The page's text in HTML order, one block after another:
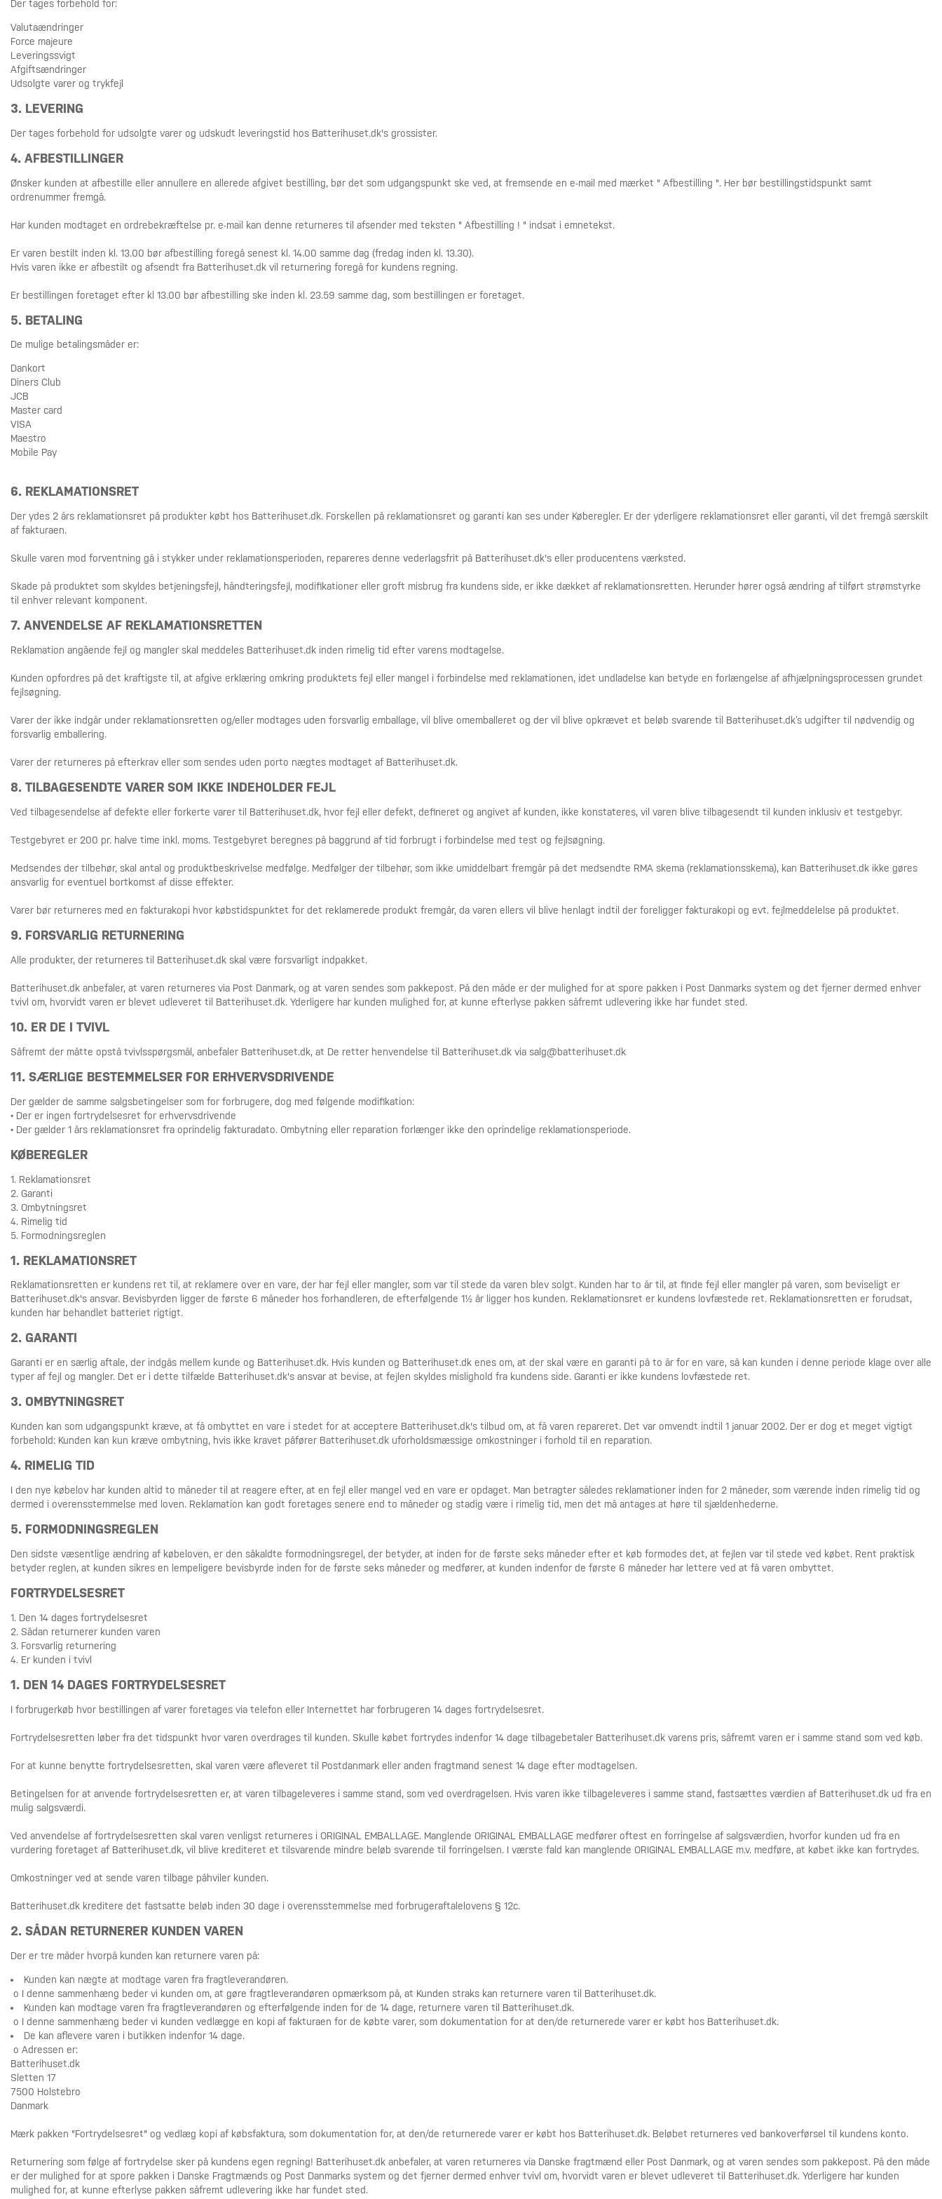
Der tages forbehold for:
Valutaændringer
Force majeure
Leveringssvigt
Afgiftsændringer
Udsolgte varer og trykfejl
3. LEVERING
Der tages forbehold for udsolgte varer og udskudt leveringstid hos Batterihuset.dk's grossister.
4. AFBESTILLINGER
Ønsker kunden at afbestille eller annullere en allerede afgivet bestilling, bør det som udgangspunkt ske ved, at fremsende en e-mail med mærket " Afbestilling ". Her bør bestillingstidspunkt samt
ordrenummer fremgå.
Har kunden modtaget en ordrebekræftelse pr. e-mail kan denne returneres til afsender med teksten " Afbestilling ! " indsat i emnetekst.
Er varen bestilt inden kl. 13.00 bør afbestilling foregå senest kl. 14.00 samme dag (fredag inden kl. 13.30).
Hvis varen ikke er afbestilt og afsendt fra Batterihuset.dk vil returnering foregå for kundens regning.
Er bestillingen foretaget efter kl 13.00 bør afbestilling ske inden kl. 23.59 samme dag, som bestillingen er foretaget.
5. BETALING
De mulige betalingsmåder er:
Dankort
Diners Club
JCB
Master card
VISA
Maestro
Mobile Pay
6. REKLAMATIONSRET
Der ydes 2 års reklamationsret på produkter købt hos Batterihuset.dk. Forskellen på reklamationsret og garanti kan ses under Køberegler. Er der yderligere reklamationsret eller garanti, vil det fremgå særskilt
af fakturaen.
Skulle varen mod forventning gå i stykker under reklamationsperioden, repareres denne vederlagsfrit på Batterihuset.dk's eller producentens værksted.
Skade på produktet som skyldes betjeningsfejl, håndteringsfejl, modifikationer eller groft misbrug fra kundens side, er ikke dækket af reklamationsretten. Herunder hører også ændring af tilført strømstyrke
til enhver relevant komponent.
7. ANVENDELSE AF REKLAMATIONSRETTEN
Reklamation angående fejl og mangler skal meddeles Batterihuset.dk inden rimelig tid efter varens modtagelse.
Kunden opfordres på det kraftigste til, at afgive erklæring omkring produktets fejl eller mangel i forbindelse med reklamationen, idet undladelse kan betyde en forlængelse af afhjælpningsprocessen grundet
fejlsøgning.
Varer der ikke indgår under reklamationsretten og/eller modtages uden forsvarlig emballage, vil blive omemballeret og der vil blive opkrævet et beløb svarende til Batterihuset.dk’s udgifter til nødvendig og
forsvarlig emballering.
Varer der returneres på efterkrav eller som sendes uden porto nægtes modtaget af Batterihuset.dk.
8. TILBAGESENDTE VARER SOM IKKE INDEHOLDER FEJL
Ved tilbagesendelse af defekte eller forkerte varer til Batterihuset.dk, hvor fejl eller defekt, defineret og angivet af kunden, ikke konstateres, vil varen blive tilbagesendt til kunden inklusiv et testgebyr.
Testgebyret er 200 pr. halve time inkl. moms. Testgebyret beregnes på baggrund af tid forbrugt i forbindelse med test og fejlsøgning.
Medsendes der tilbehør, skal antal og produktbeskrivelse medfølge. Medfølger der tilbehør, som ikke umiddelbart fremgår på det medsendte RMA skema (reklamationsskema), kan Batterihuset.dk ikke gøres
ansvarlig for eventuel bortkomst af disse effekter.
Varer bør returneres med en fakturakopi hvor købstidspunktet for det reklamerede produkt fremgår, da varen ellers vil blive henlagt indtil der foreligger fakturakopi og evt. fejlmeddelelse på produktet.
9. FORSVARLIG RETURNERING
Alle produkter, der returneres til Batterihuset.dk skal være forsvarligt indpakket.
Batterihuset.dk anbefaler, at varen returneres via Post Danmark, og at varen sendes som pakkepost. På den måde er der mulighed for at spore pakken i Post Danmarks system og det fjerner dermed enhver
tvivl om, hvorvidt varen er blevet udleveret til Batterihuset.dk. Yderligere har kunden mulighed for, at kunne efterlyse pakken såfremt udlevering ikke har fundet sted.
10. ER DE I TVIVL
Såfremt der måtte opstå tvivlsspørgsmål, anbefaler Batterihuset.dk, at De retter henvendelse til Batterihuset.dk via salg@batterihuset.dk
11. SÆRLIGE BESTEMMELSER FOR ERHVERVSDRIVENDE
Der gælder de samme salgsbetingelser som for forbrugere, dog med følgende modifikation:
• Der er ingen fortrydelsesret for erhvervsdrivende
• Der gælder 1 års reklamationsret fra oprindelig fakturadato. Ombytning eller reparation forlænger ikke den oprindelige reklamationsperiode.
KØBEREGLER
1. Reklamationsret
2. Garanti
3. Ombytningsret
4. Rimelig tid
5. Formodningsreglen
1. REKLAMATIONSRET
Reklamationsretten er kundens ret til, at reklamere over en vare, der har fejl eller mangler, som var til stede da varen blev solgt. Kunden har to år til, at finde fejl eller mangler på varen, som beviseligt er
Batterihuset.dk's ansvar. Bevisbyrden ligger de første 6 måneder hos forhandleren, de efterfølgende 1½ år ligger hos kunden. Reklamationsret er kundens lovfæstede ret. Reklamationsretten er forudsat,
kunden har behandlet batteriet rigtigt.
2. GARANTI
Garanti er en særlig aftale, der indgås mellem kunde og Batterihuset.dk. Hvis kunden og Batterihuset.dk enes om, at der skal være en garanti på to år for en vare, så kan kunden i denne periode klage over alle
typer af fejl og mangler. Det er i dette tilfælde Batterihuset.dk's ansvar at bevise, at fejlen skyldes mislighold fra kundens side. Garanti er ikke kundens lovfæstede ret.
3. OMBYTNINGSRET
Kunden kan som udgangspunkt kræve, at få ombyttet en vare i stedet for at acceptere Batterihuset.dk's tilbud om, at få varen repareret. Det var omvendt indtil 1 januar 2002. Der er dog et meget vigtigt
forbehold: Kunden kan kun kræve ombytning, hvis ikke kravet påfører Batterihuset.dk uforholdsmæssige omkostninger i forhold til en reparation.
4. RIMELIG TID
I den nye købelov har kunden altid to måneder til at reagere efter, at en fejl eller mangel ved en vare er opdaget. Man betragter således reklamationer inden for 2 måneder, som værende inden rimelig tid og
dermed i overensstemmelse med loven. Reklamation kan godt foretages senere end to måneder og stadig være i rimelig tid, men det må antages at høre til sjældenhederne.
5. FORMODNINGSREGLEN
Den sidste væsentlige ændring af købeloven, er den såkaldte formodningsregel, der betyder, at inden for de første seks måneder efter et køb formodes det, at fejlen var til stede ved købet. Rent praktisk
betyder reglen, at kunden sikres en lempeligere bevisbyrde inden for de første seks måneder og medfører, at kunden indenfor de første 6 måneder har lettere ved at få varen ombyttet.
FORTRYDELSESRET
1. Den 14 dages fortrydelsesret
2. Sådan returnerer kunden varen
3. Forsvarlig returnering
4. Er kunden i tvivl
1. DEN 14 DAGES FORTRYDELSESRET
I forbrugerkøb hvor bestillingen af varer foretages via telefon eller Internettet har forbrugeren 14 dages fortrydelsesret.
Fortrydelsesretten løber fra det tidspunkt hvor varen overdrages til kunden. Skulle købet fortrydes indenfor 14 dage tilbagebetaler Batterihuset.dk varens pris, såfremt varen er i samme stand som ved køb.
For at kunne benytte fortrydelsesretten, skal varen være afleveret til Postdanmark eller anden fragtmand senest 14 dage efter modtagelsen.
Betingelsen for at anvende fortrydelsesretten er, at varen tilbageleveres i samme stand, som ved overdragelsen. Hvis varen ikke tilbageleveres i samme stand, fastsættes værdien af Batterihuset.dk ud fra en
mulig salgsværdi.
Ved anvendelse af fortrydelsesretten skal varen venligst returneres i ORIGINAL EMBALLAGE. Manglende ORIGINAL EMBALLAGE medfører oftest en forringelse af salgsværdien, hvorfor kunden ud fra en
vurdering foretaget af Batterihuset.dk, vil blive krediteret et tilsvarende mindre beløb svarende til forringelsen. I værste fald kan manglende ORIGINAL EMBALLAGE m.v. medføre, at købet ikke kan fortrydes.
Omkostninger ved at sende varen tilbage påhviler kunden.
Batterihuset.dk kreditere det fastsatte beløb inden 30 dage i overensstemmelse med forbrugeraftalelovens § 12c.
2. SÅDAN RETURNERER KUNDEN VAREN
Der er tre måder hvorpå kunden kan returnere varen på:
Kunden kan nægte at modtage varen fra fragtleverandøren.
o I denne sammenhæng beder vi kunden om, at gøre fragtleverandøren opmærksom på, at Kunden straks kan returnere varen til Batterihuset.dk.
Kunden kan modtage varen fra fragtleverandøren og efterfølgende inden for de 14 dage, returnere varen til Batterihuset.dk.
o I denne sammenhæng beder vi kunden vedlægge en kopi af fakturaen for de købte varer, som dokumentation for at den/de returnerede varer er købt hos Batterihuset.dk.
De kan aflevere varen i butikken indenfor 14 dage.
o Adressen er:
Batterihuset.dk
Sletten 17
7500 Holstebro
Danmark
Mærk pakken "Fortrydelsesret" og vedlæg kopi af købsfaktura, som dokumentation for, at den/de returnerede varer er købt hos Batterihuset.dk. Beløbet returneres ved bankoverførsel til kundens konto.
Returnering som følge af fortrydelse sker på kundens egen regning! Batterihuset.dk anbefaler, at varen returneres via Danske fragtmænd eller Post Danmark, og at varen sendes som pakkepost. På den måde
er der mulighed for at spore pakken i Danske Fragtmænds og Post Danmarks system og det fjerner dermed enhver tvivl om, hvorvidt varen er blevet udleveret til Batterihuset.dk. Yderligere har kunden
mulighed for, at kunne efterlyse pakken såfremt udlevering ikke har fundet sted.